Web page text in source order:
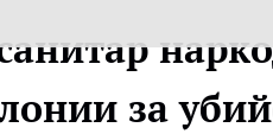
за